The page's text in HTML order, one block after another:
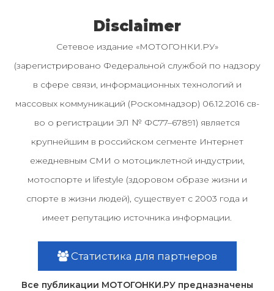
Disclaimer
Сетевое издание «МОТОГОНКИ.РУ»
(зарегистрировано Федеральной службой по надзору
в сфере связи, информационных технологий и
массовых коммуникаций (Роскомнадзор) 06.12.2016 св-
во о регистрации ЭЛ № ФС77–67891) является
крупнейшим в российском сегменте Интернет
ежедневным СМИ о мотоциклетной индустрии,
мотоспорте и lifestyle (здоровом образе жизни и
спорте в жизни людей), существует с 2003 года и
имеет репутацию источника информации.
Статистика для партнеров
Все публикации МОТОГОНКИ.РУ предназначены